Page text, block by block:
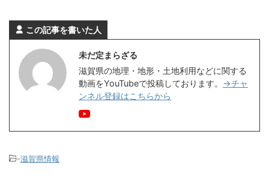
この記事を書いた人
未だ定まらざる
滋賀県の地理・地形・土地利用などに関する
動画をYouTubeで投稿しております。 →チャ
ンネル登録はこちらから
-滋賀県情報